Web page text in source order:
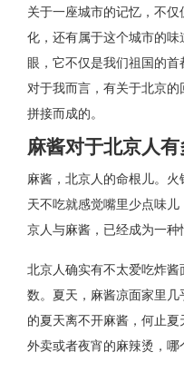
关于一座城市的记忆，不
化，还有属于这个城市的
眼，它不仅是我们祖国的首
对于我而言，有关于北京
拼接而成的。
麻酱对于北京人有
麻酱，北京人的命根儿。
天不吃就感觉嘴里少点味
京人与麻酱，已经成为一种
北京人确实有不太爱吃炸
数。夏天，麻酱凉面家里
的夏天离不开麻酱，何止夏
外卖或者夜宵的麻辣烫，哪